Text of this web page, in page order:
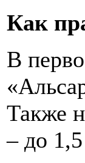
Как
В
Также
– до